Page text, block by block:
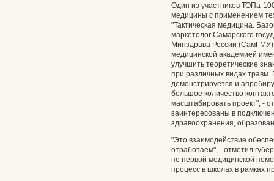
Один из участников ТОПа-
медицины с применением
"Тактическая медицина.
маркетолог Самарского
Минздрава России
медицинской академией
улучшить теоретические
при различных видах
демонстрируется и
большое количество
масштабировать проект", -
заинтересованы в
здравоохранения,
"Это взаимодействие
отработаем", - отметил
по первой медицинской
процесс в школах в рамках